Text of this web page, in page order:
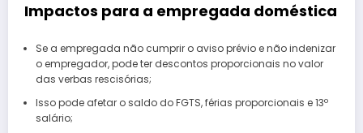
Impactos para a empregada doméstica
Se a empregada não cumprir o aviso prévio e não indenizar
o empregador, pode ter descontos proporcionais no valor
das verbas rescisórias;
Isso pode afetar o saldo do FGTS, férias proporcionais e 13º
salário;